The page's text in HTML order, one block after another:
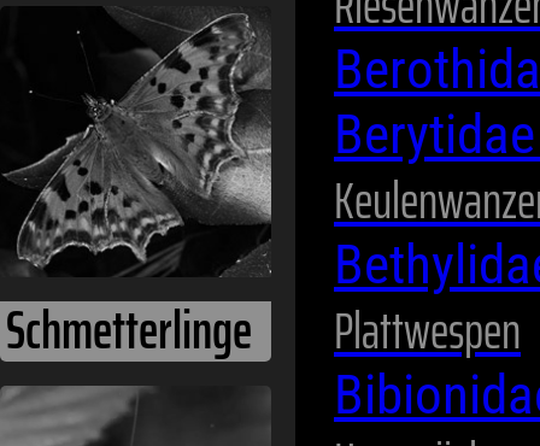
Schmetterlinge
Schnabelfliegen
Plattwespen